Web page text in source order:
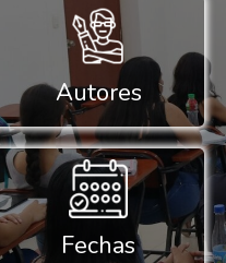
Autores
Fechas